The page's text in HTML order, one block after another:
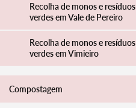
Recolha de monos e resíduos
verdes em Vale de Pereiro
Recolha de monos e resíduos
verdes em Vimieiro
Compostagem